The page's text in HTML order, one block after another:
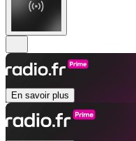
En savoir plus